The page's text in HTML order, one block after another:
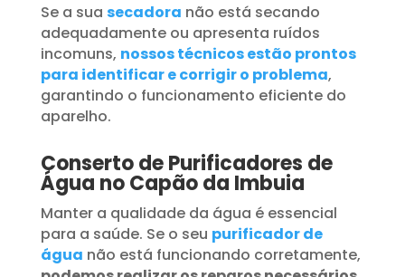
Se a sua secadora não está secando
adequadamente ou apresenta ruídos
incomuns, nossos técnicos estão prontos
para identificar e corrigir o problema,
garantindo o funcionamento eficiente do
aparelho.
Conserto de Purificadores de
Água no Capão da Imbuia
Manter a qualidade da água é essencial
para a saúde. Se o seu purificador de
água não está funcionando corretamente,